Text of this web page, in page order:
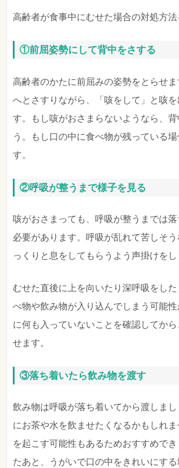
高齢者が食事中にむせた場合の対処方法
①前屈姿勢にして背中をさする
高齢者のかたに前屈みの姿勢をとらせ
へとさすりながら、「咳をして」と咳
す。もし咳がおさまらないようなら、
う。もし口の中に食べ物が残っている
す。
②呼吸が整うまで様子を見る
咳がおさまっても、呼吸が整うまでは
必要があります。呼吸が乱れて苦しそ
っくりと息をしてもらうよう声掛けをし
むせた直後に上を向いたり深呼吸をし
べ物や飲み物が入り込んでしまう可能
に何も入っていないことを確認してか
せます。
③落ち着いたら飲み物を渡す
飲み物は呼吸が落ち着いてから渡しま
にお茶や水を飲ませたくなるかもしれ
を起こす可能性もあるためおすすめで
たあと、うがいで口の中をきれいにす